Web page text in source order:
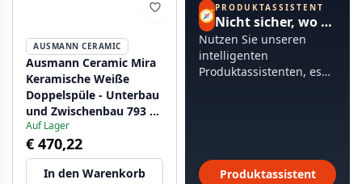
AUSMANN CERAMIC
Ausmann Ceramic Mira
Keramische Weiße
Doppelspüle - Unterbau
und Zwischenbau 793 x
450 mm mit
Armaturenlochbank
und Edelstahlstopfen
1208970550
Auf Lager
€ 470,22
In den Warenkorb
🧭PRODUKTASSISTENT
Nicht sicher, wo Sie anfangen sollen?
Nutzen Sie unseren
intelligenten
Produktassistenten, es
Produktassistent